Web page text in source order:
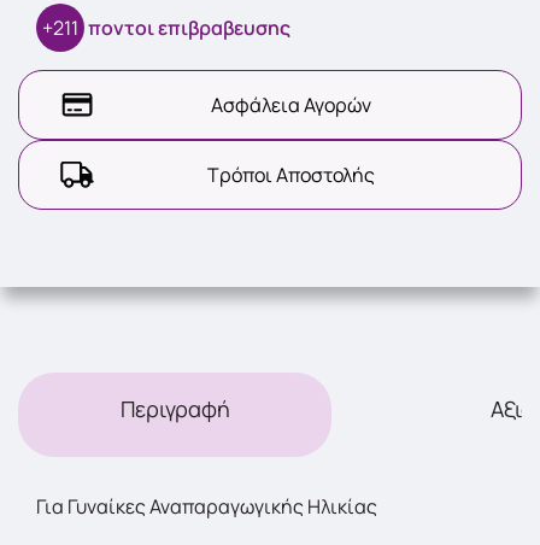
+211 ποντοι επιβραβευσης
Ασφάλεια Αγορών
Τρόποι Αποστολής
Περιγραφή
Για Γυναίκες Αναπαραγωγικής Ηλικίας